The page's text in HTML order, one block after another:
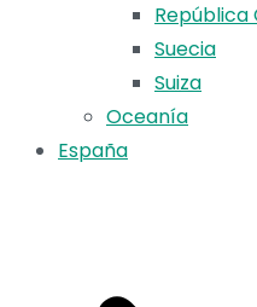
República
Suecia
Suiza
Oceanía
España